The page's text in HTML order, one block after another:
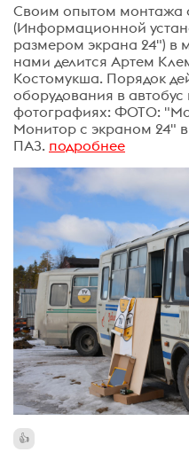
Своим опытом монтажа
(Информационной
размером экрана 24") в
нами делится Артем
Костомукша. Порядок
оборудования в
фотографиях: ФОТО:
Монитор с экраном 24"
ПАЗ. подробнее